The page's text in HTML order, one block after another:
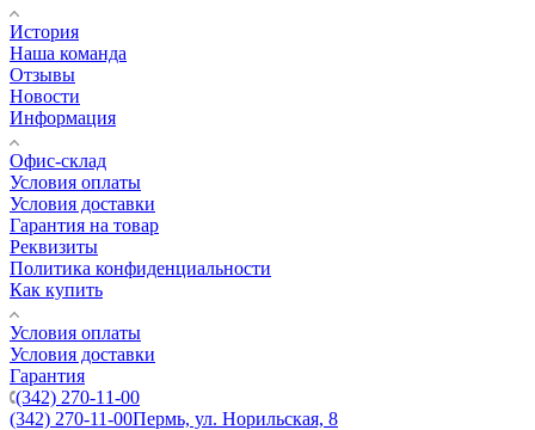
История
Наша команда
Отзывы
Новости
Информация
Офис-склад
Условия оплаты
Условия доставки
Гарантия на товар
Реквизиты
Политика конфиденциальности
Как купить
Условия оплаты
Условия доставки
Гарантия
(342) 270-11-00
(342) 270-11-00Пермь, ул. Норильская, 8